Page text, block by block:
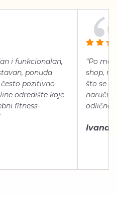
i funkcionalan,
ponuda
pozitivno
odredište koje
fitness-
“Po
shop,
što se
naručiti,
odlično
Ivana